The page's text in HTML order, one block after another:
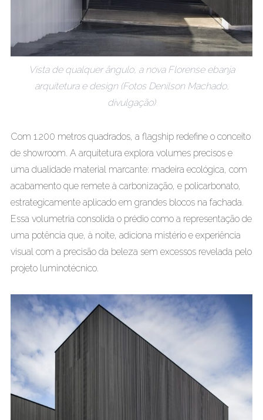
Vista de qualquer ângulo, a nova Florense ebanja
arquitetura e design (Fotos Denilson Machado,
divulgação)
Com 1.200 metros quadrados, a flagship redefine o conceito
de showroom. A arquitetura explora volumes precisos e
uma dualidade material marcante: madeira ecológica, com
acabamento que remete à carbonização, e policarbonato,
estrategicamente aplicado em grandes blocos na fachada.
Essa volumetria consolida o prédio como a representação de
uma potência que, à noite, adiciona mistério e experiência
visual com a precisão da beleza sem excessos revelada pelo
projeto luminotécnico.